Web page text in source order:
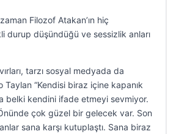
Filozof Atakan’ın hiç
durup düşündüğü ve sessizlik anları
tarzı sosyal medyada da
“Kendisi biraz içine kapanık
belki kendini ifade etmeyi sevmiyor.
çok güzel bir gelecek var. Son
sana karşı kutuplaştı. Sana biraz